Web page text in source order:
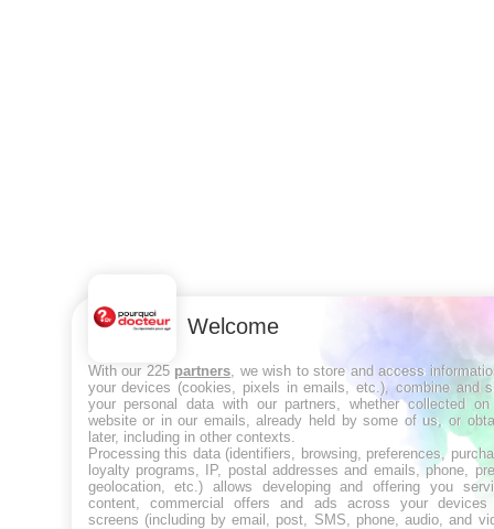
Welcome
With our 225 partners , we wish to store and access
your devices (cookies, pixels in emails, etc.), combine and
your personal data with our partners, whether collected
website or in our emails, already held by some of us, or
later, including in other contexts.
Processing this data (identifiers, browsing, preferences,
loyalty programs, IP, postal addresses and emails, phone,
geolocation, etc.) allows developing and offering you
content, commercial offers and ads across your devices
screens (including by email, post, SMS, phone, audio, and